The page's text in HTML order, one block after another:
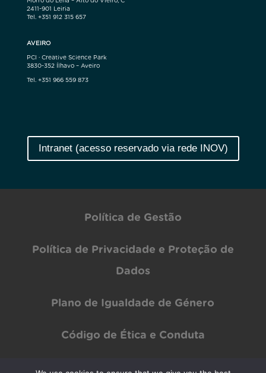
2411-901 Leiria
Tel. +351 912 315 657
AVEIRO
PCI · Creative Science Park
3830-352 Ílhavo – Aveiro
Tel. +351 966 559 873
Intranet (acesso reservado via rede INOV)
Política de Gestão
Política de Privacidade e Proteção de
Dados
Plano de Igualdade de Género
Código de Ética e Conduta